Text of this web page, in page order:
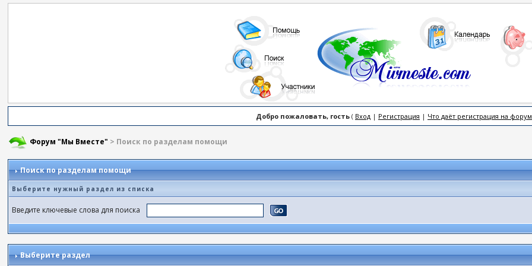
Добро пожаловать, гость( Вход| Регистрация | Что даёт регистрация на
Форум "Мы Вместе" > Поиск по разделам помощи
Поиск по разделам помощи
Выберите нужный раздел из списка
Введите ключевые слова для поиска
Выберите раздел